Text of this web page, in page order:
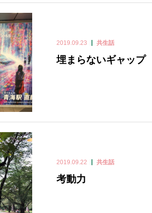
2019.09.23 共生話
埋まらないギャップ
2019.09.22 共生話
考動力